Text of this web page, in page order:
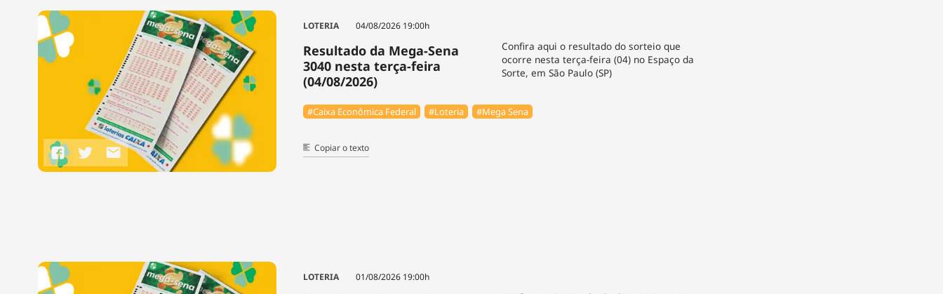
LOTERIA 04/08/2026 19:00h
Resultado da Mega-Sena
3040 nesta terça-feira
(04/08/2026)
Confira aqui o resultado do sorteio que
ocorre nesta terça-feira (04) no Espaço da
Sorte, em São Paulo (SP)
#Caixa Econômica Federal #Loteria #Mega Sena
Copiar o texto
LOTERIA 01/08/2026 19:00h